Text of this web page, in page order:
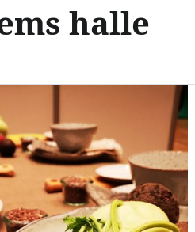
halle